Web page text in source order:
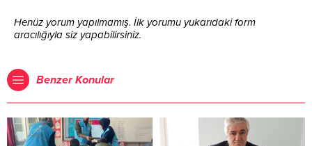
Henüz yorum yapılmamış. İlk yorumu yukarıdaki form
aracılığıyla siz yapabilirsiniz.
Benzer Konular